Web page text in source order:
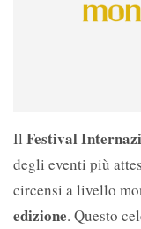
Il Festival
degli eventi più
circensi a livello
edizione. Questo